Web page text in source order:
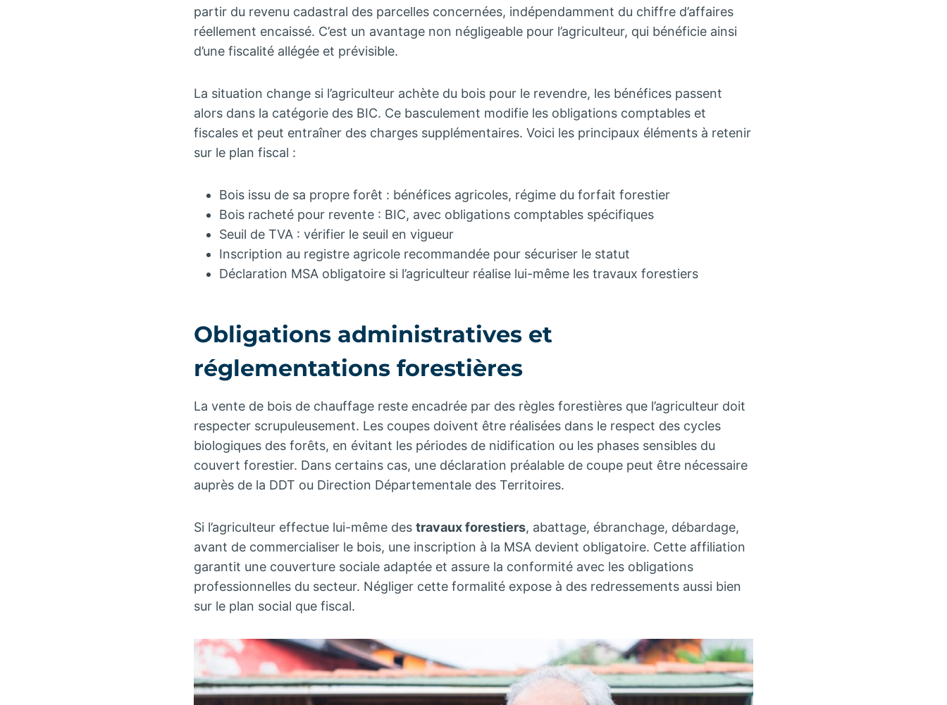
partir du revenu cadastral des parcelles concernées, indépendamment du chiffre d’affaires
réellement encaissé. C’est un avantage non négligeable pour l’agriculteur, qui bénéficie ainsi
d’une fiscalité allégée et prévisible.
La situation change si l’agriculteur achète du bois pour le revendre, les bénéfices passent
alors dans la catégorie des BIC. Ce basculement modifie les obligations comptables et
fiscales et peut entraîner des charges supplémentaires. Voici les principaux éléments à retenir
sur le plan fiscal :
Bois issu de sa propre forêt : bénéfices agricoles, régime du forfait forestier
Bois racheté pour revente : BIC, avec obligations comptables spécifiques
Seuil de TVA : vérifier le seuil en vigueur
Inscription au registre agricole recommandée pour sécuriser le statut
Déclaration MSA obligatoire si l’agriculteur réalise lui-même les travaux forestiers
Obligations administratives et
réglementations forestières
La vente de bois de chauffage reste encadrée par des règles forestières que l’agriculteur doit
respecter scrupuleusement. Les coupes doivent être réalisées dans le respect des cycles
biologiques des forêts, en évitant les périodes de nidification ou les phases sensibles du
couvert forestier. Dans certains cas, une déclaration préalable de coupe peut être nécessaire
auprès de la DDT ou Direction Départementale des Territoires.
Si l’agriculteur effectue lui-même des travaux forestiers, abattage, ébranchage, débardage,
avant de commercialiser le bois, une inscription à la MSA devient obligatoire. Cette affiliation
garantit une couverture sociale adaptée et assure la conformité avec les obligations
professionnelles du secteur. Négliger cette formalité expose à des redressements aussi bien
sur le plan social que fiscal.